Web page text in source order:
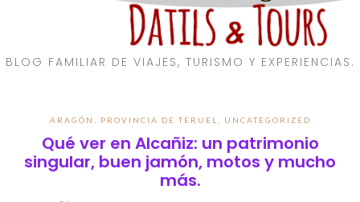
BLOG FAMILIAR DE VIAJES, TURISMO Y EXPERIENCIAS.
ARAGÓN PROVINCIA DE TERUEL UNCATEGORIZED
Qué ver en Alcañiz: un patrimonio
singular, buen jamón, motos y mucho
más.